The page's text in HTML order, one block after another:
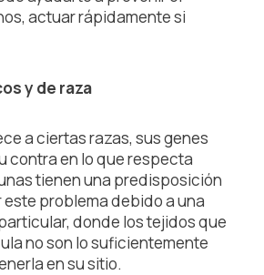
actuar rápidamente si
y de raza
a ciertas razas, sus genes
contra en lo que respecta
tienen una predisposición
problema debido a una
donde los tejidos que
no son lo suficientemente
en su sitio.